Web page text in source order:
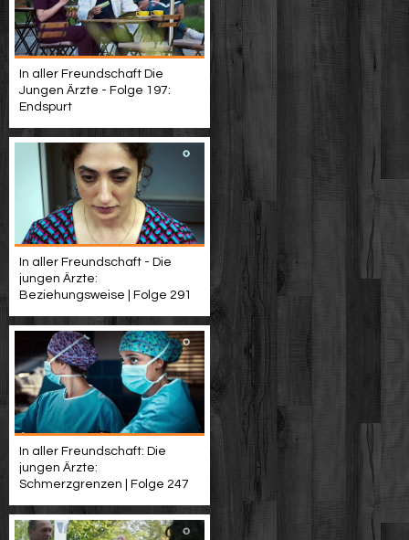
In aller Freundschaft Die
Jungen Ärzte - Folge 197:
Endspurt
In aller Freundschaft - Die
jungen Ärzte:
Beziehungsweise | Folge 291
In aller Freundschaft: Die
jungen Ärzte:
Schmerzgrenzen | Folge 247